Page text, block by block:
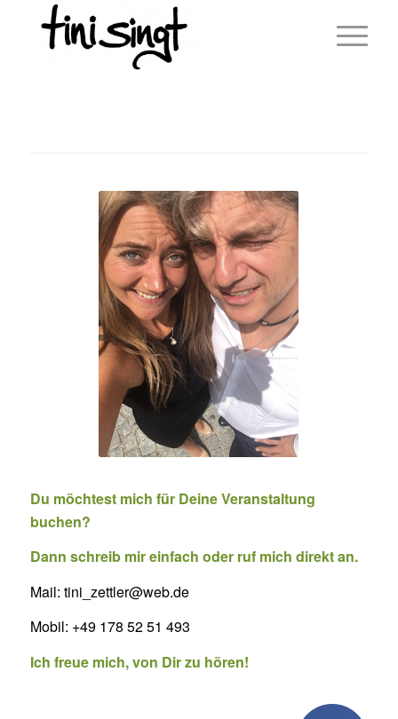
Du möchtest mich für Deine Veranstaltung
buchen?
Dann schreib mir einfach oder ruf mich direkt an.
Mail: tini_zettler@web.de
Mobil: +49 178 52 51 493
Ich freue mich, von Dir zu hören!